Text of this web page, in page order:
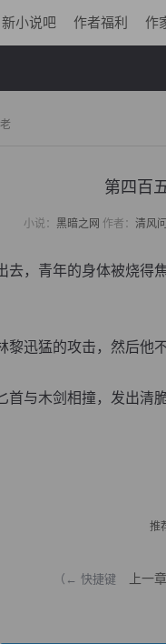
新小说吧 作者福利 作
第四百
小说： 黑暗之网 作者： 清风
，青年的身体被烧得
迅猛的攻击，然后他
与木剑相撞，发出清
推
（← 快捷键 上一章